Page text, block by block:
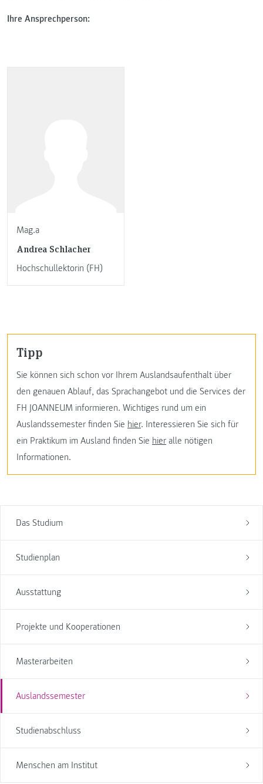
Das Studium
Studienplan
Ausstattung
Projekte und Kooperationen
Masterarbeiten
Auslandssemester
Studienabschluss
Menschen am Institut
Ihre Ansprechperson:
Mag.a
Andrea Schlacher
Hochschullektorin (FH)
Tipp
Sie können sich schon vor Ihrem Auslandsaufenthalt über
den genauen Ablauf, das Sprachangebot und die Services der
FH JOANNEUM informieren. Wichtiges rund um ein
Auslandssemester finden Sie hier. Interessieren Sie sich für
ein Praktikum im Ausland finden Sie hier alle nötigen
Informationen.